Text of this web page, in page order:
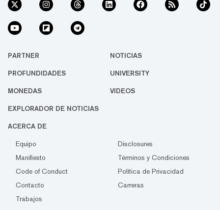
PARTNER NOTICIAS
PROFUNDIDADES UNIVERSITY
MONEDAS VIDEOS
EXPLORADOR DE NOTICIAS
ACERCA DE
Equipo
Disclosures
Manifiesto
Términos y Condiciones
Code of Conduct
Política de Privacidad
Contacto
Carreras
Trabajos